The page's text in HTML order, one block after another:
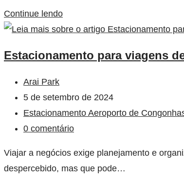
Continue lendo
Estacionamento para viagens
Arai Park
5 de setembro de 2024
Estacionamento Aeroporto de
0 comentário
Viajar a negócios exige planejamento e
despercebido, mas que pode…